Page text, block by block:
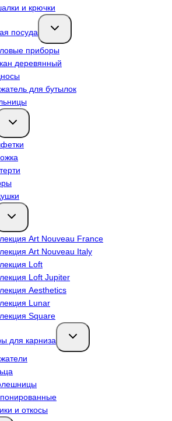
и крючки
посуда
Переключить
дочернее
приборы
деревянный
для бутылок
Переключить
дочернее
Переключить
дочернее
Art Nouveau France
Art Nouveau Italy
Loft
Loft Jupiter
Aesthetics
Lunar
Square
для карниза
Переключить
дочернее
и откосы